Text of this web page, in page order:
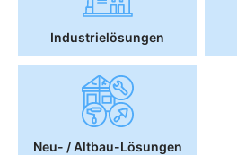
Industrielösungen
Neu- / Altbau-Lösungen